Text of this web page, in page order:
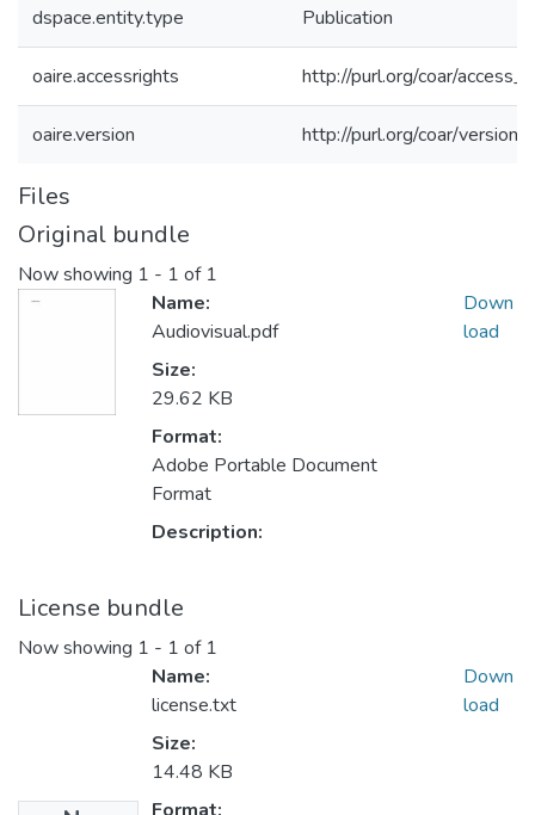
dspace.entity.type Publication
oaire.accessrights http://purl.org/coar/
oaire.version http://purl.org/coar/
Files
Original bundle
Now showing 1 - 1 of 1
Name:
Audiovisual.pdf
Size:
29.62 KB
Format:
Adobe Portable Document
Format
Description:
Down
load
License bundle
Now showing 1 - 1 of 1
Name:
license.txt
Size:
14.48 KB
Down
load